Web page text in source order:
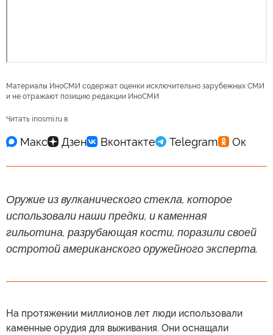
Материалы ИноСМИ содержат оценки исключительно зарубежных СМИ
и не отражают позицию редакции ИноСМИ
Читать inosmi.ru в
Оружие из вулканического стекла, которое
использовали наши предки, и каменная
гильотина, разрубающая кости, поразили своей
остротой американского оружейного эксперта.
На протяжении миллионов лет люди использовали
каменные орудия для выживания. Они оснащали